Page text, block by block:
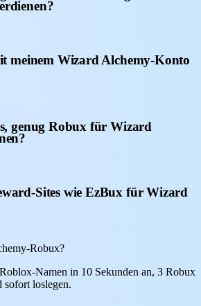
meinem Wizard Alchemy-Konto
genug Robux für Wizard
Sites wie EzBux für Wizard
Robux?
Namen in 10 Sekunden an, 3 Robux
sofort loslegen.